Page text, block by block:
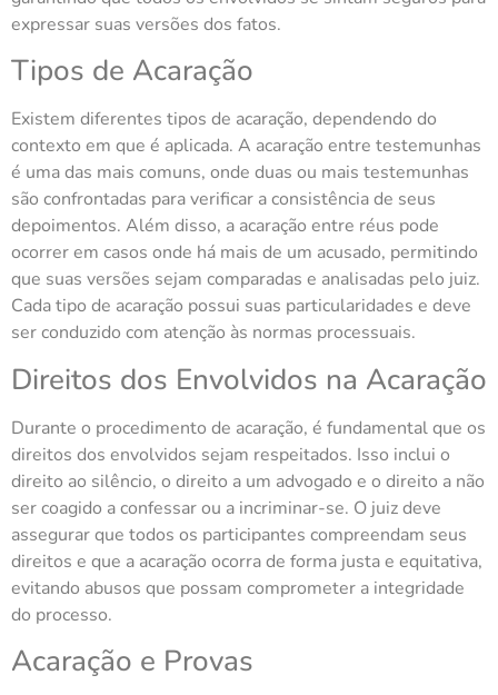
expressar suas versões dos fatos.
Tipos de Acaração
Existem diferentes tipos de acaração, dependendo do
contexto em que é aplicada. A acaração entre testemunhas
é uma das mais comuns, onde duas ou mais testemunhas
são confrontadas para verificar a consistência de seus
depoimentos. Além disso, a acaração entre réus pode
ocorrer em casos onde há mais de um acusado, permitindo
que suas versões sejam comparadas e analisadas pelo juiz.
Cada tipo de acaração possui suas particularidades e deve
ser conduzido com atenção às normas processuais.
Direitos dos Envolvidos na Acaração
Durante o procedimento de acaração, é fundamental que os
direitos dos envolvidos sejam respeitados. Isso inclui o
direito ao silêncio, o direito a um advogado e o direito a não
ser coagido a confessar ou a incriminar-se. O juiz deve
assegurar que todos os participantes compreendam seus
direitos e que a acaração ocorra de forma justa e equitativa,
evitando abusos que possam comprometer a integridade
do processo.
Acaração e Provas